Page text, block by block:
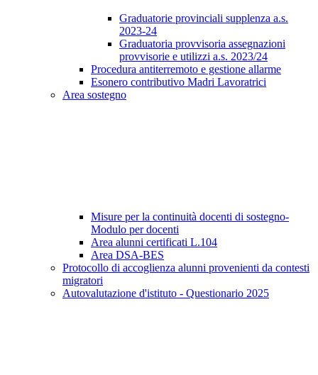
Graduatorie provinciali supplenza a.s.
2023-24
Graduatoria provvisoria assegnazioni
provvisorie e utilizzi a.s. 2023/24
Procedura antiterremoto e gestione allarme
Esonero contributivo Madri Lavoratrici
Area sostegno
Misure per la continuità docenti di sostegno-
Modulo per docenti
Area alunni certificati L.104
Area DSA-BES
Protocollo di accoglienza alunni provenienti da contesti
migratori
Autovalutazione d'istituto - Questionario 2025